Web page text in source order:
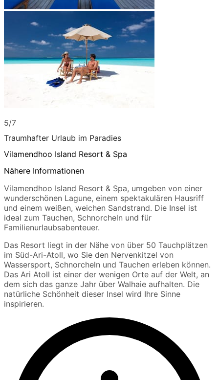
5/7
Traumhafter Urlaub im Paradies
Vilamendhoo Island Resort & Spa
Nähere Informationen
Vilamendhoo Island Resort & Spa, umgeben von einer
wunderschönen Lagune, einem spektakulären Hausriff
und einem weißen, weichen Sandstrand. Die Insel ist
ideal zum Tauchen, Schnorcheln und für
Familienurlaubsabenteuer.
Das Resort liegt in der Nähe von über 50 Tauchplätzen
im Süd-Ari-Atoll, wo Sie den Nervenkitzel von
Wassersport, Schnorcheln und Tauchen erleben können.
Das Ari Atoll ist einer der wenigen Orte auf der Welt, an
dem sich das ganze Jahr über Walhaie aufhalten. Die
natürliche Schönheit dieser Insel wird Ihre Sinne
inspirieren.